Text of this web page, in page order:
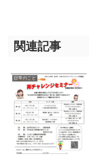
関連記事
日常のこと